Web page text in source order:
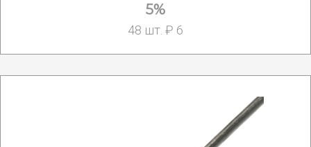
5%
48 шт. ₽ 6